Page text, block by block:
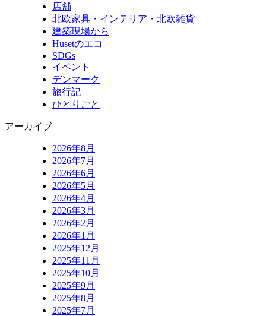
店舗
北欧家具・インテリア・北欧雑貨
建築現場から
Husetのエコ
SDGs
イベント
デンマーク
旅行記
ひとりごと
アーカイブ
2026年8月
2026年7月
2026年6月
2026年5月
2026年4月
2026年3月
2026年2月
2026年1月
2025年12月
2025年11月
2025年10月
2025年9月
2025年8月
2025年7月